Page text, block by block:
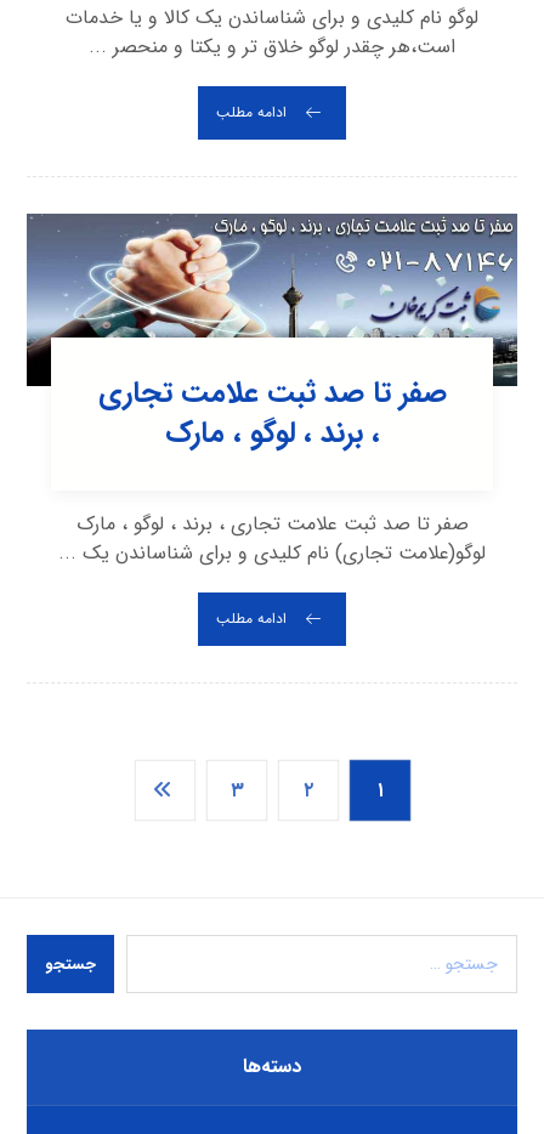
لوگو نام کلیدی و برای شناساندن یک کالا و یا خدمات
است،هر چقدر لوگو خلاق تر و یکتا و منحصر ...
ادامه مطلب
صفر تا صد ثبت علامت تجاری
، برند ، لوگو ، مارک
صفر تا صد ثبت علامت تجاری ، برند ، لوگو ، مارک
لوگو(علامت تجاری) نام کلیدی و برای شناساندن یک ...
ادامه مطلب
۱ ۲ ۳
جستجو
دسته‌ها